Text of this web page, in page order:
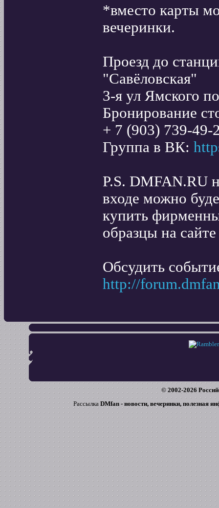
*вместо карты
вечеринки.
Проезд до
"Савёловская"
3-я ул Ямского
Бронирование
+ 7 (903) 739-49-
Группа в ВК:
P.S. DMFAN.RU
входе можно
купить
образцы на
Обсудить
http://
© 2002-2026
Рассылка DMfan - новости, вечеринки, полезная